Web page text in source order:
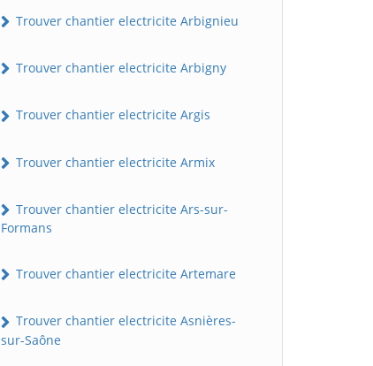
Trouver chantier electricite Arbignieu
Trouver chantier electricite Arbigny
Trouver chantier electricite Argis
Trouver chantier electricite Armix
Trouver chantier electricite Ars-sur-
Formans
Trouver chantier electricite Artemare
Trouver chantier electricite Asnières-
sur-Saône